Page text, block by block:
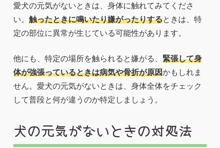
愛犬の元気がないときは、身体に触れてみてくださ
い。 触ったときに鳴いたり嫌がったりするときは、特
定の部位に異常が生じている可能性があります。
他にも、特定の場所を触られると嫌がる、 緊張して身
体が強張っているときは病気や骨折が原因かもしれま
せん。愛犬の元気がないときは、身体全体をチェック
して普段と何が違うのか特定しましょう。
犬の元気がないときの対処法